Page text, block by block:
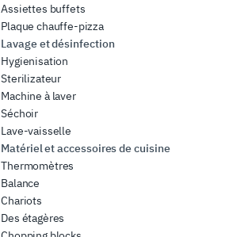
Assiettes buffets
Plaque chauffe-pizza
Lavage et désinfection
Hygienisation
Sterilizateur
Machine à laver
Séchoir
Lave-vaisselle
Matériel et accessoires de cuisine
Thermomètres
Balance
Chariots
Des étagères